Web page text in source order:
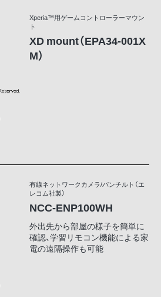
Xperia™用ゲームコントローラーマウン
ト
XD mount（EPA34-001X
M）
有線ネットワークカメラ/パンチルト（エ
レコム社製）
NCC-ENP100WH
外出先から部屋の様子を簡単に
確認、学習リモコン機能による家
電の遠隔操作も可能